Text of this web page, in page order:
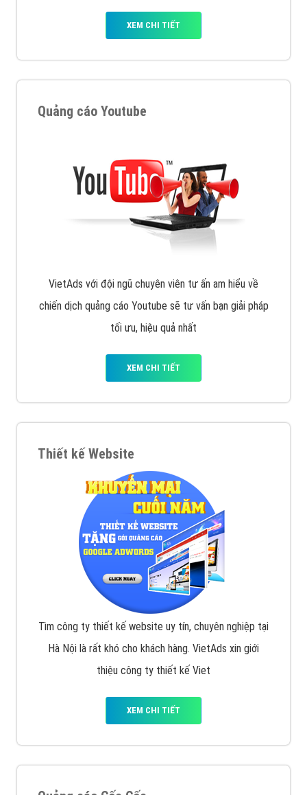
XEM CHI TIẾT
Quảng cáo Youtube
VietAds với đội ngũ chuyên viên tư ấn am hiểu về
chiến dịch quảng cáo Youtube sẽ tư vấn bạn giải pháp
tối ưu, hiệu quả nhất
XEM CHI TIẾT
Thiết kế Website
Tìm công ty thiết kế website uy tín, chuyên nghiệp tại
Hà Nội là rất khó cho khách hàng. VietAds xin giới
thiệu công ty thiết kế Viet
XEM CHI TIẾT